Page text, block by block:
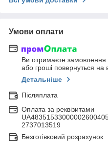
Умови оплати
Ви отримаєте замовлення
або гроші повернуться на
Детальніше
Післяплата
Оплата за реквізитами
2737013519
Безготівковий розрахунок